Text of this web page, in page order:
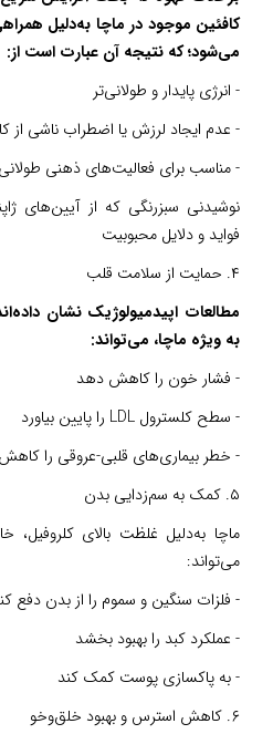
کافئین موجود در ماچا به‌دلیل
می‌شود؛ که نتیجه آن عبارت است از:
- انرژی پایدار و طولانی‌تر
- عدم ایجاد لرزش یا اضطراب ناشی از
- مناسب برای فعالیت‌های ذهنی
نوشیدنی سبزرنگی که از آیین‌های
فواید و دلایل محبوبیت
۴. حمایت از سلامت قلب
مطالعات اپیدمیولوژیک نشان
به‌ ویژه ماچا، می‌تواند:
- فشار خون را کاهش دهد
- سطح کلسترول LDL را پایین بیاورد
- خطر بیماری‌های قلبی-عروقی را
۵. کمک به سم‌زدایی بدن
ماچا به‌دلیل غلظت بالای کلروفیل،
می‌تواند:
- فلزات سنگین و سموم را از بدن دفع
- عملکرد کبد را بهبود بخشد
- به پاکسازی پوست کمک کند
۶. کاهش استرس و بهبود خلق‌وخو